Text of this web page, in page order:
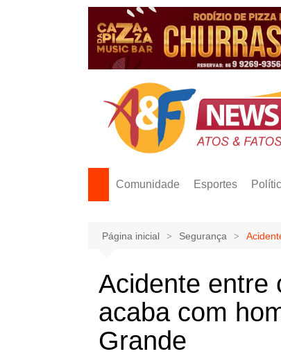
Comunidade Esportes
Página inicial Segurança
Acidente entre
acaba com
Grande